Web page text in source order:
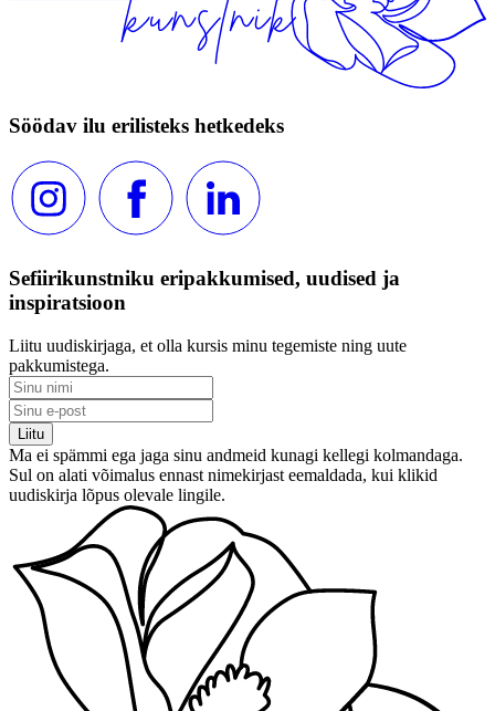
Söödav ilu erilisteks hetkedeks
Sefiirikunstniku eripakkumised, uudised ja
inspiratsioon
Liitu uudiskirjaga, et olla kursis minu tegemiste ning uute
pakkumistega.
Ma ei spämmi ega jaga sinu andmeid kunagi kellegi kolmandaga.
Sul on alati võimalus ennast nimekirjast eemaldada, kui klikid
uudiskirja lõpus olevale lingile.